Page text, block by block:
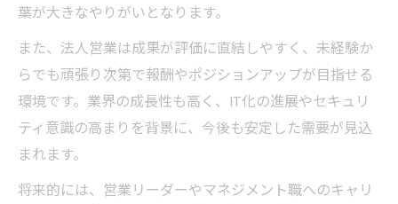
葉が大きなやりがいとなります。
また、法人営業は成果が評価に直結しやすく、未経験か
らでも頑張り次第で報酬やポジションアップが目指せる
環境です。業界の成長性も高く、IT化の進展やセキュリ
ティ意識の高まりを背景に、今後も安定した需要が見込
まれます。
将来的には、営業リーダーやマネジメント職へのキャリ